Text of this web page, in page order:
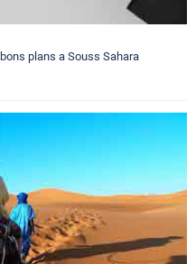
plans a Souss Sahara